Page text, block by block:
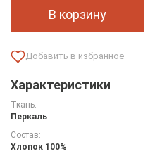
В корзину
Характеристики
Ткань:
Перкаль
Состав:
Хлопок 100%